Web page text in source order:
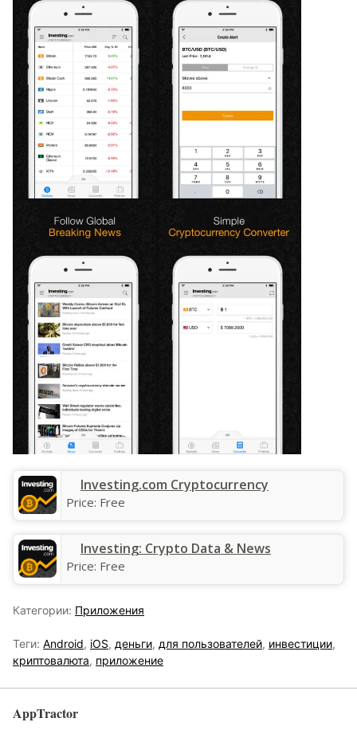
‎Investing.com Cryptocurrency
Price: Free
Investing: Crypto Data & News
Price: Free
Категории: Приложения
Теги: Android, iOS, деньги, для пользователей, инвестиции,
криптовалюта, приложение
AppTractor